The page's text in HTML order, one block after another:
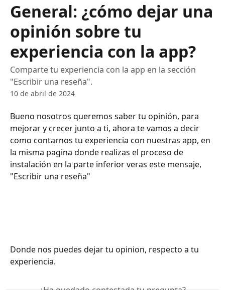
General: ¿cómo dejar una
opinión sobre tu
experiencia con la app?
Comparte tu experiencia con la app en la sección
"Escribir una reseña".
10 de abril de 2024
Bueno nosotros queremos saber tu opinión, para
mejorar y crecer junto a ti, ahora te vamos a decir
como contarnos tu experiencia con nuestras app, en
la misma pagina donde realizas el proceso de
instalación en la parte inferior veras este mensaje,
"Escribir una reseña"
Donde nos puedes dejar tu opinion, respecto a tu
experiencia.